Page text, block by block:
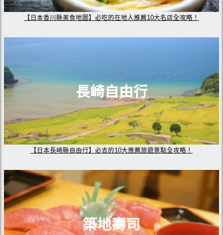
【日本香川縣美食地圖】必吃的在地人推薦10大名店全攻略！
長崎自由行
【日本長崎縣自由行】必去的10大推薦旅遊景點全攻略！
築地壽司